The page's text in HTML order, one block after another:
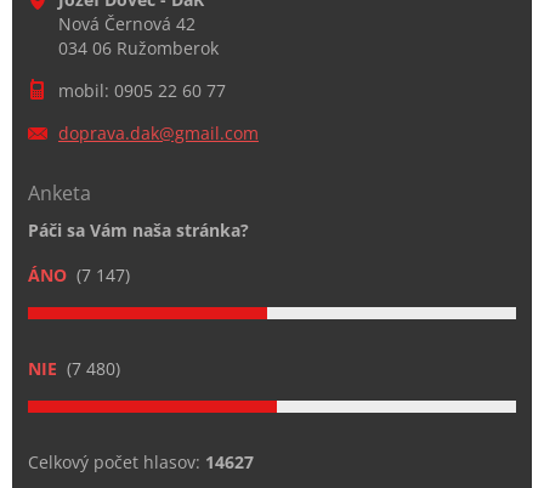
Nová Černová 42
034 06 Ružomberok
mobil: 0905 22 60 77
doprava.dak@gmail.com
Anketa
Páči sa Vám naša stránka?
ÁNO (7 147)
NIE (7 480)
Celkový počet hlasov: 14627